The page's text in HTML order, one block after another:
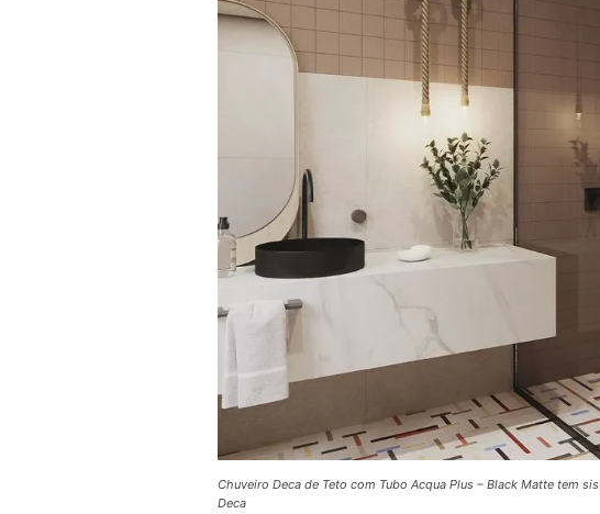
Chuveiro Deca de Teto com Tubo Acqua Plus – Black Matte tem
Deca